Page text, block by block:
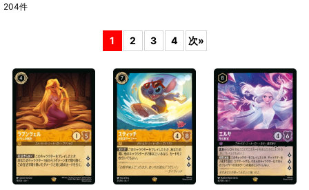
並び順:
絞り込む
204件
1 2 3 4 次»